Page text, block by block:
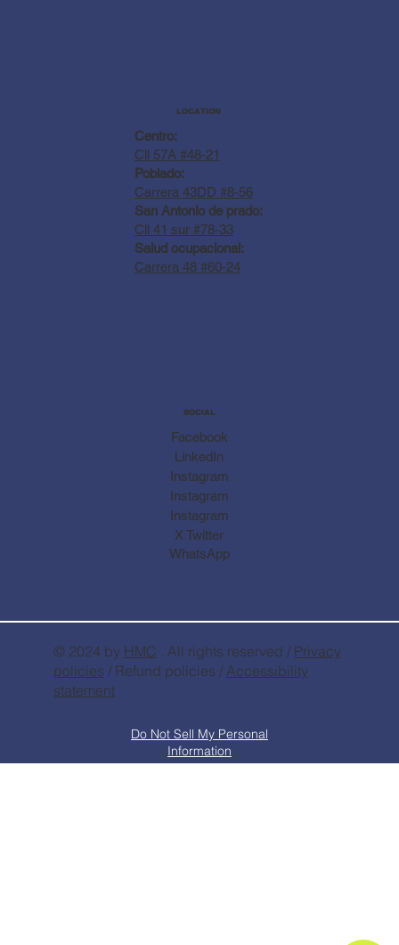
LOCATION
Centro:
Cll 57A #48-21
Poblado:
Carrera 43DD #8-56
San Antonio de prado:
Cll 41 sur #78-33
Salud ocupacional:
Carrera 48 #60-24
SOCIAL
Facebook
Instagram
LinkedIn
Instagram
Instagram
X Twitter
WhatsApp
Do Not Sell My Personal
Information
© 2024 by HMC . All rights reserved / Privacy
policies / Refund policies / Accessibility
statement